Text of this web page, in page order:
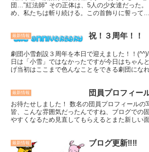
団…"紅法師" その正体は、5人の少女達だった。
め、私たちは斬り続ける。この首飾りに誓って
最新情報 祝！３周年！！
劇団小雪創設３周年を本日で迎えました！！
日は「小雪」ではなかったですが今日はちゃん
げ当初はここまで色んなことをできる劇団にな
最新情報 団員プロフィー
お待たせしました！ 数名の団員プロフィールの
皆、こんな雰囲気だったんですね、ブログでの
やすくなるため見直してもらえるとまた新しい
最新情報 ブログ更新‼‼